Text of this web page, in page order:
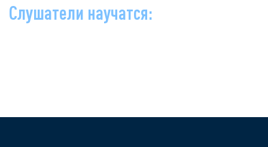
Слушатели научатся: